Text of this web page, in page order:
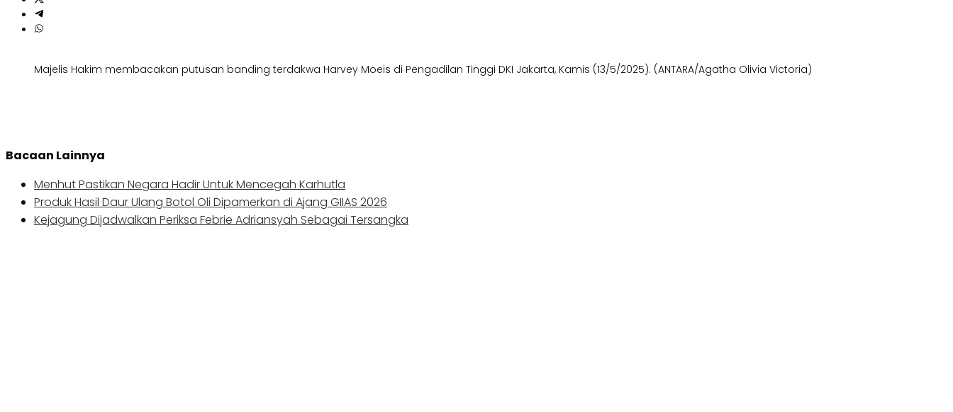
Majelis Hakim membacakan putusan banding terdakwa Harvey Moeis di Pengadilan Tinggi DKI Jakarta, Kamis (13/5/2025). (ANTARA/Agatha Olivia Victoria)
Bacaan Lainnya
Menhut Pastikan Negara Hadir Untuk Mencegah Karhutla
Produk Hasil Daur Ulang Botol Oli Dipamerkan di Ajang GIIAS 2026
Kejagung Dijadwalkan Periksa Febrie Adriansyah Sebagai Tersangka